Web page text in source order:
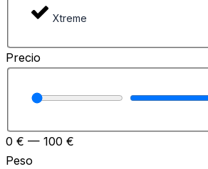
Xtreme
Precio
0 € — 100 €
Peso